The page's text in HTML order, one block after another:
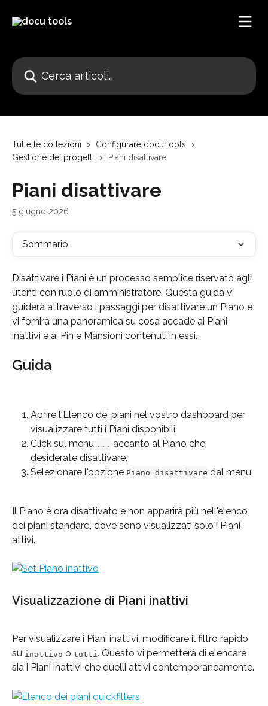
Cerca articoli…
Tutte le collezioni
Configurare docu tools
Gestione dei progetti
Piani disattivare
Piani disattivare
5 giugno 2026
Sommario
Disattivare i Piani è un processo semplice riservato agli
utenti con ruolo di amministratore. Questa guida vi
guiderà attraverso i passaggi per disattivare un Piano e
vi fornirà una panoramica su cosa accade ai Piani
inattivi e ai Pin e Mansioni contenuti in essi.
Guida
Aprire l'Elenco dei piani nel vostro dashboard per
visualizzare tutti i Piani disponibili.
Click sul menu ... accanto al Piano che
desiderate disattivare.
Selezionare l'opzione Piano disattivare dal menu.
Il Piano è ora disattivato e non apparirà più nell'elenco
dei piani standard, dove sono visualizzati solo i Piani
attivi.
Visualizzazione di Piani inattivi
Per visualizzare i Piani inattivi, modificare il filtro rapido
su inattivo o tutti . Questo vi permetterà di elencare
sia i Piani inattivi che quelli attivi contemporaneamente.